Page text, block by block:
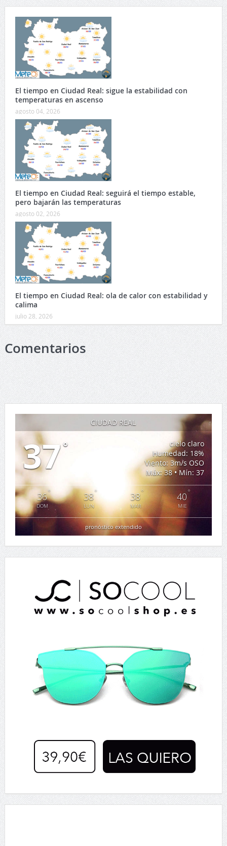
El tiempo en Ciudad Real: sigue la estabilidad con
temperaturas en ascenso
agosto 04, 2026
El tiempo en Ciudad Real: seguirá el tiempo estable,
pero bajarán las temperaturas
agosto 02, 2026
El tiempo en Ciudad Real: ola de calor con estabilidad y
calima
julio 28, 2026
Comentarios
CIUDAD REAL
37°
cielo claro
Humedad: 18%
Viento: 3m/s OSO
Máx: 38 • Mín: 37
36°
DOM
38°
LUN
38°
MAR
40 °
MIE
pronóstico extendido